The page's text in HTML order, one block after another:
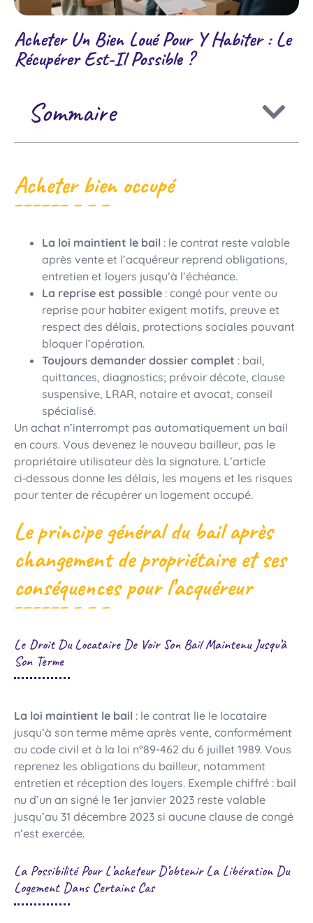
Acheter Un Bien Loué Pour Y Habiter : Le
Récupérer Est-Il Possible ?
Sommaire
Acheter bien occupé
La loi maintient le bail : le contrat reste valable
après vente et l’acquéreur reprend obligations,
entretien et loyers jusqu’à l’échéance.
La reprise est possible : congé pour vente ou
reprise pour habiter exigent motifs, preuve et
respect des délais, protections sociales pouvant
bloquer l’opération.
Toujours demander dossier complet : bail,
quittances, diagnostics; prévoir décote, clause
suspensive, LRAR, notaire et avocat, conseil
spécialisé.
Un achat n’interrompt pas automatiquement un bail
en cours. Vous devenez le nouveau bailleur, pas le
propriétaire utilisateur dès la signature. L’article
ci‑dessous donne les délais, les moyens et les risques
pour tenter de récupérer un logement occupé.
Le principe général du bail après
changement de propriétaire et ses
conséquences pour l’acquéreur
Le Droit Du Locataire De Voir Son Bail Maintenu Jusqu’à
Son Terme
La loi maintient le bail : le contrat lie le locataire
jusqu’à son terme même après vente, conformément
au code civil et à la loi n°89-462 du 6 juillet 1989. Vous
reprenez les obligations du bailleur, notamment
entretien et réception des loyers. Exemple chiffré : bail
nu d’un an signé le 1er janvier 2023 reste valable
jusqu’au 31 décembre 2023 si aucune clause de congé
n’est exercée.
La Possibilité Pour L’acheteur D’obtenir La Libération Du
Logement Dans Certains Cas